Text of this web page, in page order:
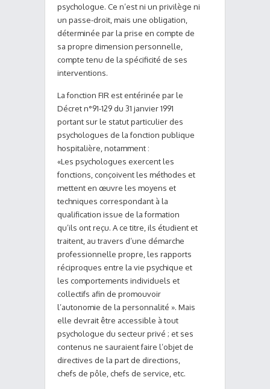
psychologue. Ce n’est ni un privilège ni
un passe-droit, mais une obligation,
déterminée par la prise en compte de
sa propre dimension personnelle,
compte tenu de la spécificité de ses
interventions.
La fonction FIR est entérinée par le
Décret n°91-129 du 31 janvier 1991
portant sur le statut particulier des
psychologues de la fonction publique
hospitalière, notamment :
«Les psychologues exercent les
fonctions, conçoivent les méthodes et
mettent en œuvre les moyens et
techniques correspondant à la
qualification issue de la formation
qu’ils ont reçu. A ce titre, ils étudient et
traitent, au travers d’une démarche
professionnelle propre, les rapports
réciproques entre la vie psychique et
les comportements individuels et
collectifs afin de promouvoir
l’autonomie de la personnalité ». Mais
elle devrait être accessible à tout
psychologue du secteur privé ; et ses
contenus ne sauraient faire l’objet de
directives de la part de directions,
chefs de pôle, chefs de service, etc.